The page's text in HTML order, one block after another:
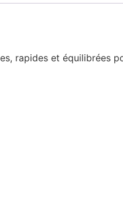
rapides et équilibrées